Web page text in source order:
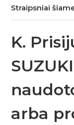
Straipsniai
K.
arba